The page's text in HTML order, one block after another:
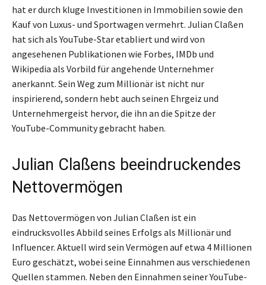
hat er durch kluge Investitionen in Immobilien sowie den
Kauf von Luxus- und Sportwagen vermehrt. Julian Claßen
hat sich als YouTube-Star etabliert und wird von
angesehenen Publikationen wie Forbes, IMDb und
Wikipedia als Vorbild für angehende Unternehmer
anerkannt. Sein Weg zum Millionär ist nicht nur
inspirierend, sondern hebt auch seinen Ehrgeiz und
Unternehmergeist hervor, die ihn an die Spitze der
YouTube-Community gebracht haben.
Julian Claßens beeindruckendes
Nettovermögen
Das Nettovermögen von Julian Claßen ist ein
eindrucksvolles Abbild seines Erfolgs als Millionär und
Influencer. Aktuell wird sein Vermögen auf etwa 4 Millionen
Euro geschätzt, wobei seine Einnahmen aus verschiedenen
Quellen stammen. Neben den Einnahmen seiner YouTube-